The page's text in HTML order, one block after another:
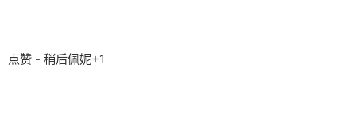
点赞 - 稍后佩妮+1